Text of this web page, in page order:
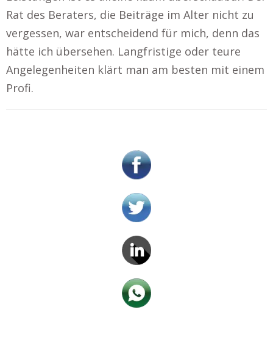
Rat des Beraters, die Beiträge im Alter nicht zu
vergessen, war entscheidend für mich, denn das
hätte ich übersehen. Langfristige oder teure
Angelegenheiten klärt man am besten mit einem
Profi.